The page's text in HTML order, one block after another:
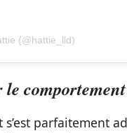
(@hattie_lld)
parfaitement